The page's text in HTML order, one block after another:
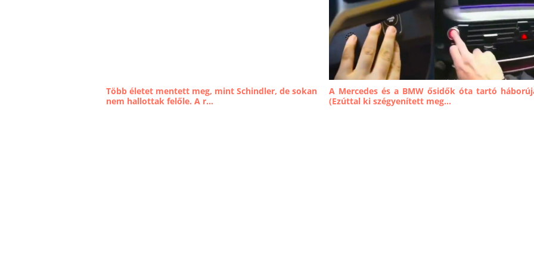
Több életet mentett meg, mint Schindler, de sokan
nem hallottak felőle. A r...
A Mercedes és a BMW ősidők óta tartó
(Ezúttal ki szégyenített meg...